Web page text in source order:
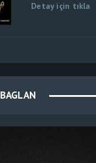
Detay için tıkla
BAGLAN